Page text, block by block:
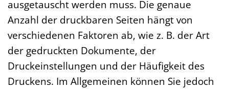
ausgetauscht werden muss. Die genaue
Anzahl der druckbaren Seiten hängt von
verschiedenen Faktoren ab, wie z. B. der Art
der gedruckten Dokumente, der
Druckeinstellungen und der Häufigkeit des
Druckens. Im Allgemeinen können Sie jedoch